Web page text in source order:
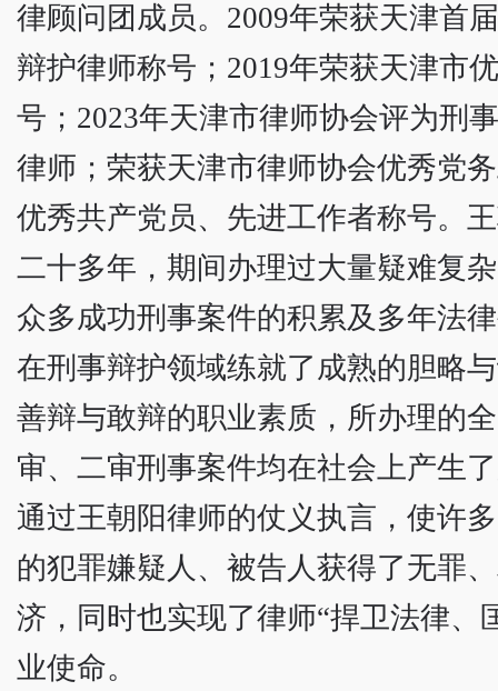
律顾问团成员。2009年荣获天津首
辩护律师称号；2019年荣获天津市
号；2023年天津市律师协会评为刑
律师；荣获天津市律师协会优秀党
优秀共产党员、先进工作者称号。
二十多年，期间办理过大量疑难复
众多成功刑事案件的积累及多年法
在刑事辩护领域练就了成熟的胆略
善辩与敢辩的职业素质，所办理的
审、二审刑事案件均在社会上产生
通过王朝阳律师的仗义执言，使许
的犯罪嫌疑人、被告人获得了无罪
济，同时也实现了律师“捍卫法律、
业使命。